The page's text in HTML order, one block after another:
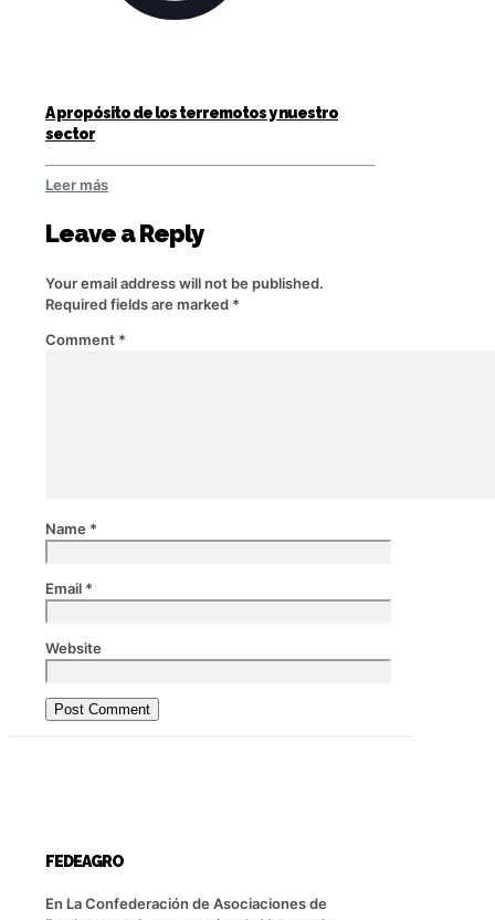
A propósito de los terremotos y nuestro
sector
Leer más
Leave a Reply
Your email address will not be published.
Required fields are marked *
Comment *
Name *
Email *
Website
FEDEAGRO
En La Confederación de Asociaciones de